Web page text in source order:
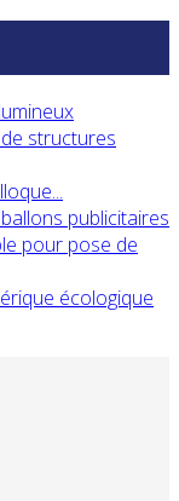
structures
publicitaires
pour pose de
écologique